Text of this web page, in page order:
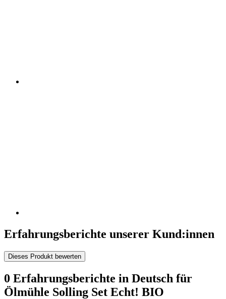
Erfahrungsberichte unserer Kund:innen
Dieses Produkt bewerten
0 Erfahrungsberichte in Deutsch für
Ölmühle Solling Set Echt! BIO